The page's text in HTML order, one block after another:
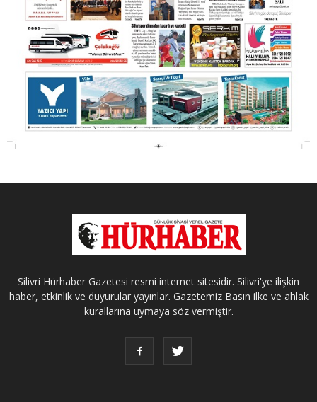
Silivri Hürhaber Gazetesi resmi internet sitesidir. Silivri'ye ilişkin
haber, etkinlik ve duyurular yayınlar. Gazetemiz Basın ilke ve ahlak
kurallarına uymaya söz vermiştir.